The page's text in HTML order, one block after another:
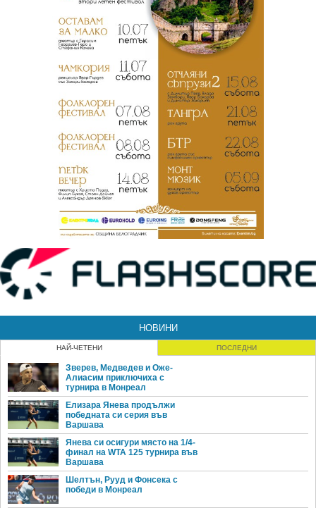
НОВИНИ
НАЙ-ЧЕТЕНИ ПОСЛЕДНИ
Зверев, Медведев и Оже-
Алиасим приключиха с
турнира в Монреал
Елизара Янева продължи
победната си серия във
Варшава
Янева си осигури място на 1/4-
финал на WTA 125 турнира във
Варшава
Шелтън, Рууд и Фонсека с
победи в Монреал